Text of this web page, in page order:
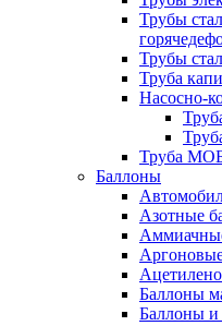
Трубы
Трубы
Труба
Насосно-
Труба
Баллоны
Азотные
Баллоны
Баллоны и